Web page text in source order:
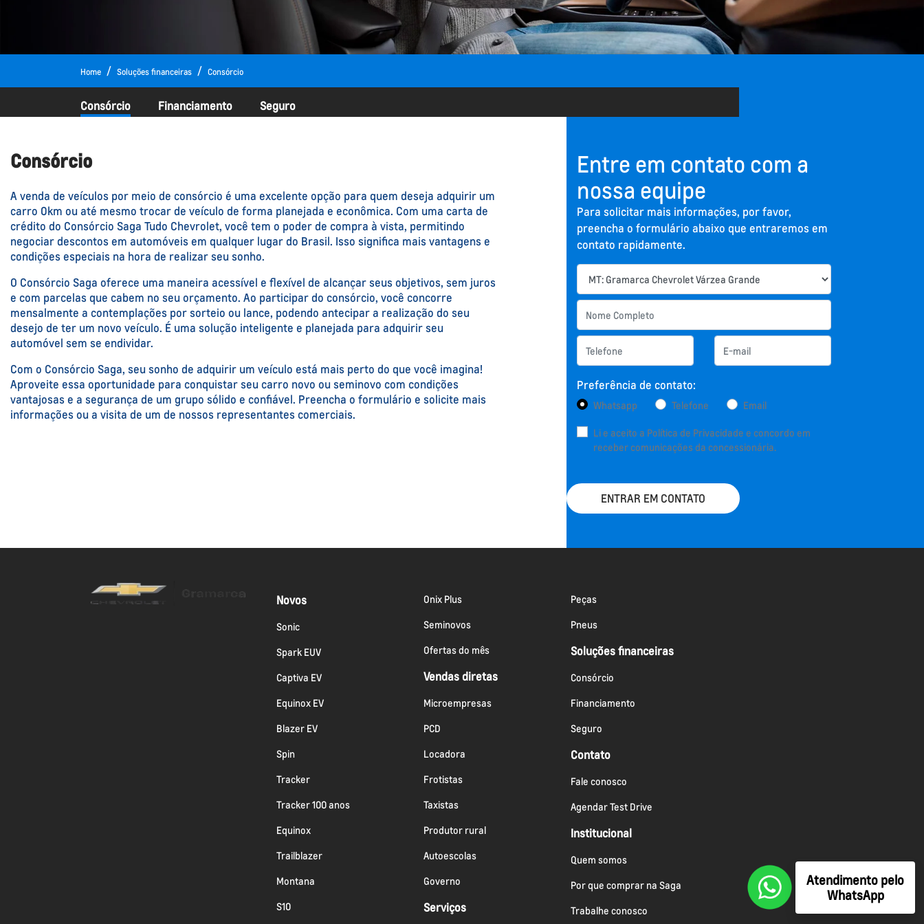
Home Soluções financeiras Consórcio
Consórcio Financiamento Seguro
Consórcio
A venda de veículos por meio de consórcio é uma excelente opção para quem deseja adquirir um
carro 0km ou até mesmo trocar de veículo de forma planejada e econômica. Com uma carta de
crédito do Consórcio Saga Tudo Chevrolet, você tem o poder de compra à vista, permitindo
negociar descontos em automóveis em qualquer lugar do Brasil. Isso significa mais vantagens e
condições especiais na hora de realizar seu sonho.
O Consórcio Saga oferece uma maneira acessível e flexível de alcançar seus objetivos, sem juros
e com parcelas que cabem no seu orçamento. Ao participar do consórcio, você concorre
mensalmente a contemplações por sorteio ou lance, podendo antecipar a realização do seu
desejo de ter um novo veículo. É uma solução inteligente e planejada para adquirir seu
automóvel sem se endividar.
Com o Consórcio Saga, seu sonho de adquirir um veículo está mais perto do que você imagina!
Aproveite essa oportunidade para conquistar seu carro novo ou seminovo com condições
vantajosas e a segurança de um grupo sólido e confiável. Preencha o formulário e solicite mais
informações ou a visita de um de nossos representantes comerciais.
Entre em contato com a
nossa equipe
Para solicitar mais informações, por favor,
preencha o formulário abaixo que entraremos em
contato rapidamente.
Preferência de contato:
Whatsapp Telefone Email
Li e aceito a Política de Privacidade e concordo em
receber comunicações da concessionária.
ENTRAR EM CONTATO
Novos
Sonic
Spark EUV
Captiva EV
Equinox EV
Blazer EV
Spin
Tracker
Tracker 100 anos
Equinox
Trailblazer
Montana
S10
Onix Plus
Seminovos
Ofertas do mês
Vendas diretas
Microempresas
PCD
Locadora
Frotistas
Taxistas
Produtor rural
Autoescolas
Governo
Serviços
Peças
Pneus
Soluções financeiras
Consórcio
Financiamento
Seguro
Contato
Fale conosco
Agendar Test Drive
Institucional
Quem somos
Por que comprar na Saga
Trabalhe conosco
Atendimento pelo
WhatsApp